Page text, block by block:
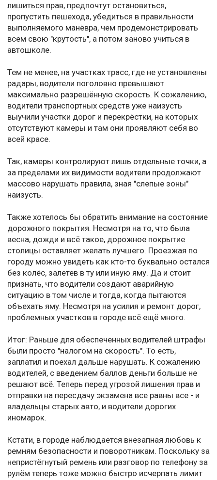
лишиться прав, предпочтут остановиться,
пропустить пешехода, убедиться в правильности
выполняемого манёвра, чем продемонстрировать
всем свою "крутость", а потом заново учиться в
автошколе.
Тем не менее, на участках трасс, где не установлены
радары, водители поголовно превышают
максимально разрешённую скорость. К сожалению,
водители транспортных средств уже наизусть
выучили участки дорог и перекрёстки, на которых
отсутствуют камеры и там они проявляют себя во
всей красе.
Так, камеры контролируют лишь отдельные точки, а
за пределами их видимости водители продолжают
массово нарушать правила, зная "слепые зоны"
наизусть.
Также хотелось бы обратить внимание на состояние
дорожного покрытия. Несмотря на то, что была
весна, дожди и всё такое, дорожное покрытие
столицы оставляет желать лучшего. Проезжая по
городу можно увидеть как кто-то буквально остался
без колёс, залетев в ту или иную яму. Да и стоит
признать, что водители создают аварийную
ситуацию в том числе и тогда, когда пытаются
объехать яму. Несмотря на усилия и ремонт дорог,
проблемных участков в городе всё ещё много.
Итог: Раньше для обеспеченных водителей штрафы
были просто "налогом на скорость". То есть,
заплатил и поехал дальше нарушать. К сожалению
водителей, с введением баллов деньги больше не
решают всё. Теперь перед угрозой лишения прав и
отправки на пересдачу экзамена все равны все - и
владельцы старых авто, и водители дорогих
иномарок.
Кстати, в городе наблюдается внезапная любовь к
ремням безопасности и поворотникам. Поскольку за
непристёгнутый ремень или разговор по телефону за
рулём теперь тоже можно быстро исчерпать лимит